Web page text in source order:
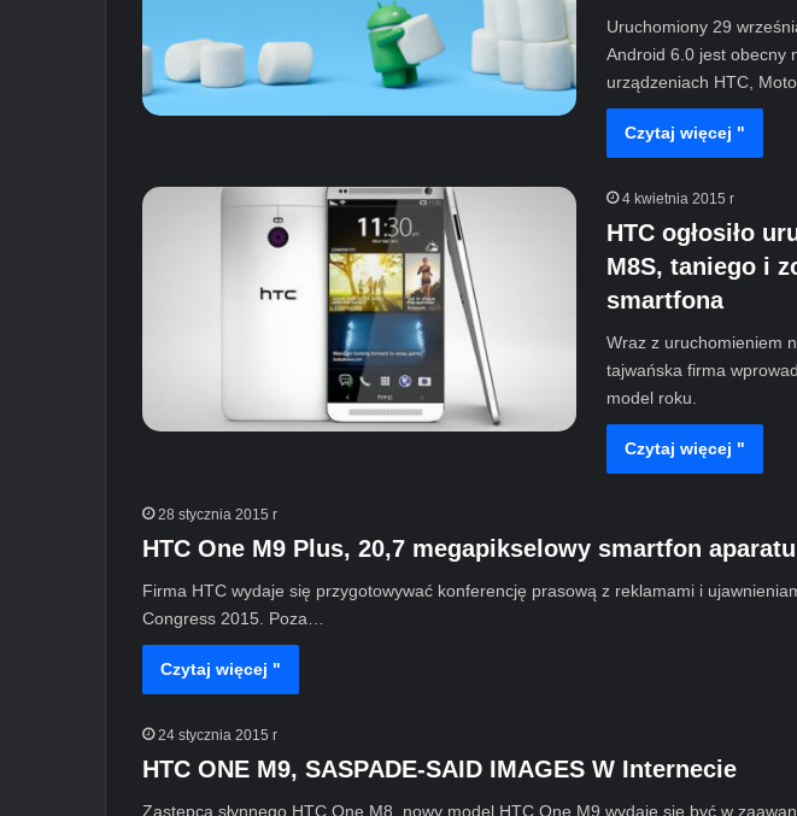
Uruchomiony 29
Android 6.0 jest obecny
urządzeniach HTC,
Czytaj więcej "
4 kwietnia 2015 r
HTC ogłosiło
M8S, taniego i
smartfona
Wraz z uruchomieniem
tajwańska firma
model roku.
Czytaj więcej "
28 stycznia 2015 r
HTC One M9 Plus, 20,7 megapikselowy smartfon
Firma HTC wydaje się przygotowywać konferencję prasową z reklamami i
Congress 2015. Poza…
Czytaj więcej "
24 stycznia 2015 r
HTC ONE M9, SASPADE-SAID IMAGES W Internecie
Zastępca słynnego HTC One M8, nowy model HTC One M9 wydaje się być w